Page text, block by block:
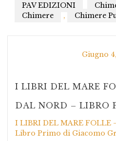
PAV EDIZIONI
Chimere
, Chimere
Giugno
I LIBRI DEL MARE
DAL NORD – LIBRO
I LIBRI DEL MARE FOLLE
Libro Primo di Giacomo